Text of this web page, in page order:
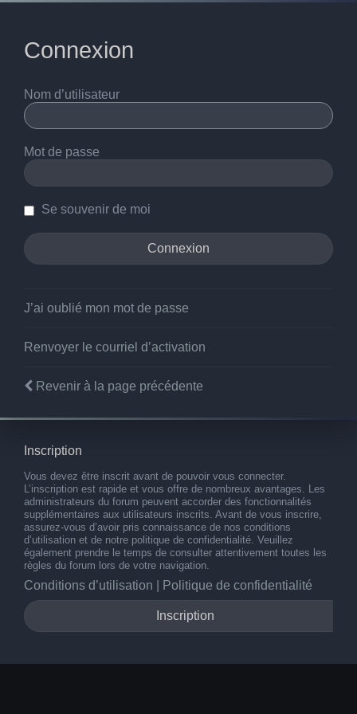
Connexion
Nom d’utilisateur
Mot de passe
Se souvenir de moi
J’ai oublié mon mot de passe
Renvoyer le courriel d’activation
Revenir à la page précédente
Inscription
Vous devez être inscrit avant de pouvoir vous connecter.
L’inscription est rapide et vous offre de nombreux avantages. Les
administrateurs du forum peuvent accorder des fonctionnalités
supplémentaires aux utilisateurs inscrits. Avant de vous inscrire,
assurez-vous d’avoir pris connaissance de nos conditions
d’utilisation et de notre politique de confidentialité. Veuillez
également prendre le temps de consulter attentivement toutes les
règles du forum lors de votre navigation.
Conditions d’utilisation Politique de confidentialité
Inscription